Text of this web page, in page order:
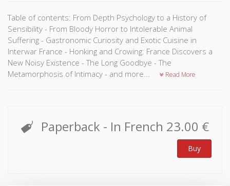
Table of contents: From Depth Psychology to a History of
Sensibility - From Bloody Horror to Intolerable Animal
Suffering - Gastronomic Curiosity and Exotic Cuisine in
Interwar France - Honking and Crowing: France Discovers a
New Noisy Existence - The Long Goodbye - The
Metamorphosis of Intimacy - and more...
Read More
Paperback - In French 23.00 €
Buy